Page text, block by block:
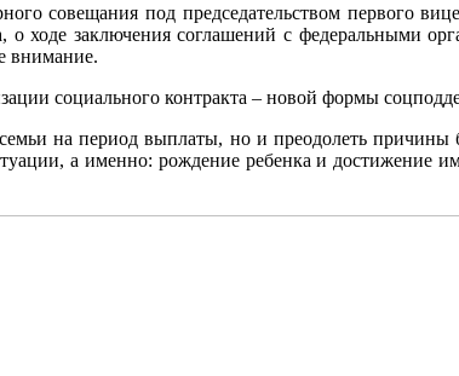
совещания под председательством первого
ходе заключения соглашений с федеральными
внимание.
социального контракта – новой формы
на период выплаты, но и преодолеть
а именно: рождение ребенка и достижение им